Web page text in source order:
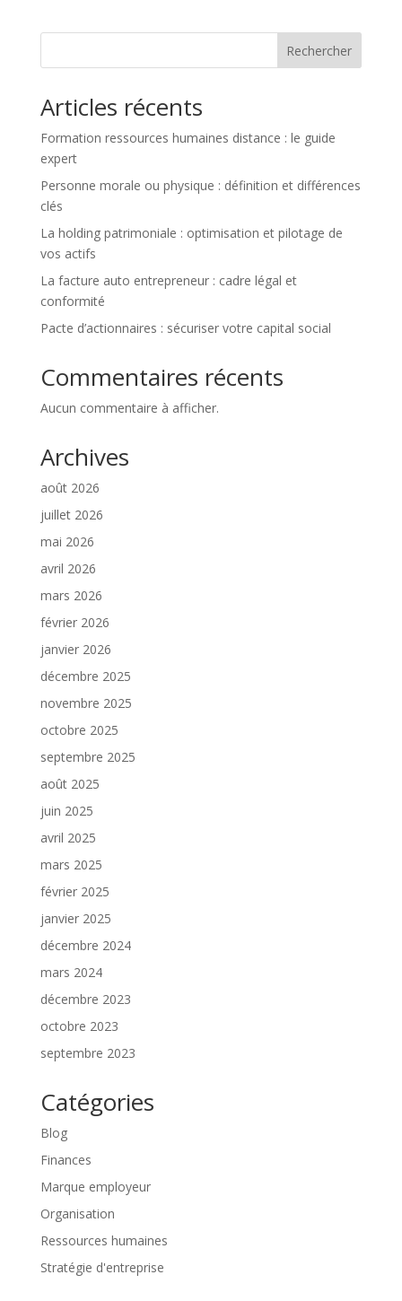
Rechercher
Articles récents
Formation ressources humaines distance : le guide
expert
Personne morale ou physique : définition et différences
clés
La holding patrimoniale : optimisation et pilotage de
vos actifs
La facture auto entrepreneur : cadre légal et
conformité
Pacte d’actionnaires : sécuriser votre capital social
Commentaires récents
Aucun commentaire à afficher.
Archives
août 2026
juillet 2026
mai 2026
avril 2026
mars 2026
février 2026
janvier 2026
décembre 2025
novembre 2025
octobre 2025
septembre 2025
août 2025
juin 2025
avril 2025
mars 2025
février 2025
janvier 2025
décembre 2024
mars 2024
décembre 2023
octobre 2023
septembre 2023
Catégories
Blog
Finances
Marque employeur
Organisation
Ressources humaines
Stratégie d'entreprise